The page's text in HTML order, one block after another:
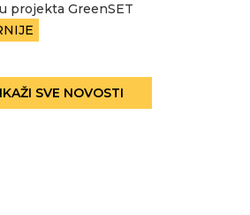
projekta GreenSET
SVE NOVOSTI